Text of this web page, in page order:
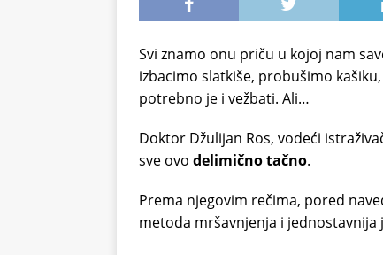
Svi znamo onu priču u kojoj nam
izbacimo slatkiše, probušimo
potrebno je i vežbati. Ali…
Doktor Džulijan Ros, vodeći
sve ovo delimično tačno.
Prema njegovim rečima, pored
metoda mršavnjenja i jednostavnija